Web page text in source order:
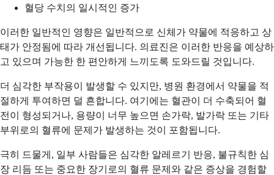
혈당 수치의 일시적인 증가
이러한 일반적인 영향은 일반적으로 신체가 약물에 적응하고 상
태가 안정됨에 따라 개선됩니다. 의료진은 이러한 반응을 예상하
고 있으며 가능한 한 편안하게 느끼도록 도와드릴 것입니다.
더 심각한 부작용이 발생할 수 있지만, 병원 환경에서 약물을 적
절하게 투여하면 덜 흔합니다. 여기에는 혈관이 더 수축되어 혈
전이 형성되거나, 용량이 너무 높으면 손가락, 발가락 또는 기타
부위로의 혈류에 문제가 발생하는 것이 포함됩니다.
극히 드물게, 일부 사람들은 심각한 알레르기 반응, 불규칙한 심
장 리듬 또는 중요한 장기로의 혈류 문제와 같은 증상을 경험할